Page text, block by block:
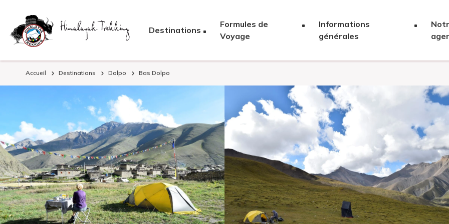
Destinations
Formules de
Voyage
Informations
générales
Accueil Destinations Dolpo Bas Dolpo